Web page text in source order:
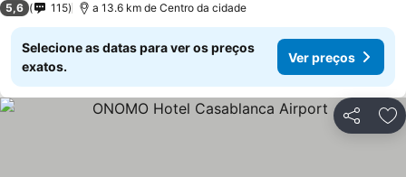
5,6 115 a 13.6 km de Centro da cidade
Selecione as datas para ver os preços
exatos.
Ver preços
Partilhar